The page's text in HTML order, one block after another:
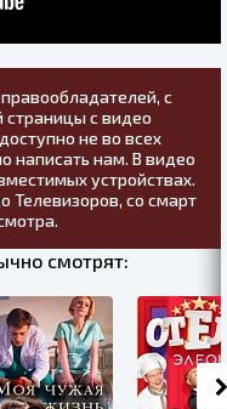
с
с видео
не во всех
написать нам. В видео
устройствах.
Телевизоров, со смарт
смотрят: